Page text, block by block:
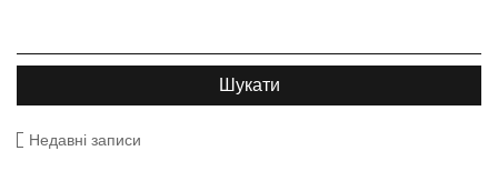
Недавні записи